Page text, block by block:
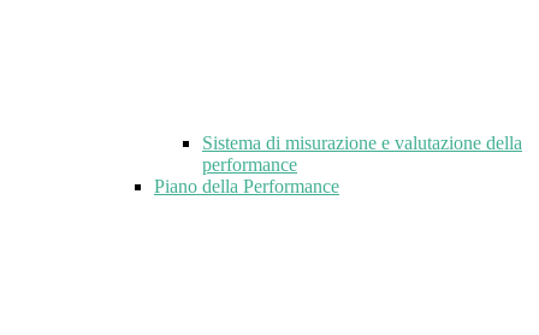
Sistema di misurazione e valutazione della
performance
Piano della Performance